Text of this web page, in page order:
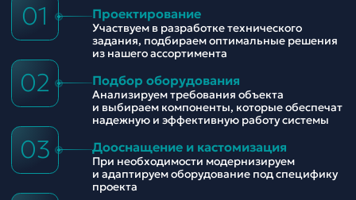
01 Проектирование
Участвуем в разработке технического
задания, подбираем оптимальные решения
из нашего ассортимента
02 Подбор оборудования
Анализируем требования объекта
и выбираем компоненты, которые обеспечат
надежную и эффективную работу системы
03 Дооснащение и кастомизация
При необходимости модернизируем
и адаптируем оборудование под специфику
проекта